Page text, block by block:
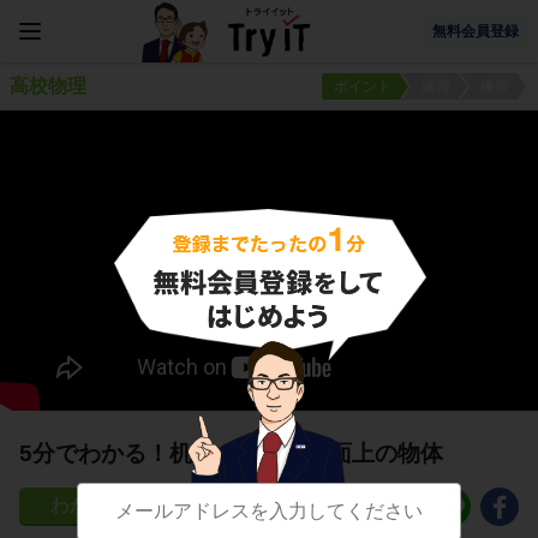
無料会員登録
高校物理 ポイント
5分でわかる！机上の物体と斜面上の物体
105